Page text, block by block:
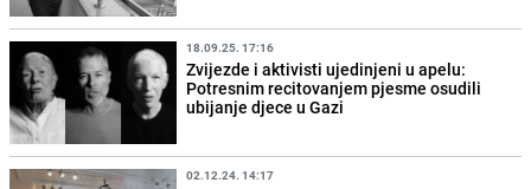
18.09.25. 17:16
Zvijezde i aktivisti ujedinjeni u apelu:
Potresnim recitovanjem pjesme osudili
ubijanje djece u Gazi
02.12.24. 14:17